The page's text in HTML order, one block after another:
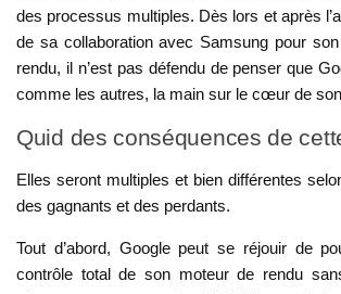
des processus multiples. Dès lors et après
de sa collaboration avec Samsung pour
rendu, il n’est pas défendu de penser que
comme les autres, la main sur le cœur de
Quid des conséquences de
Elles seront multiples et bien différentes
des gagnants et des perdants.
Tout d’abord, Google peut se réjouir de
contrôle total de son moteur de rendu